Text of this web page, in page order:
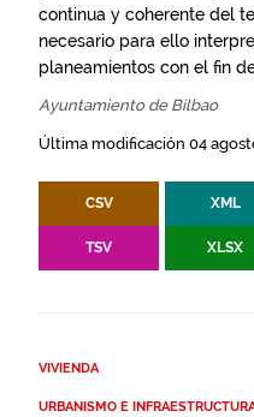
continua y coherente del
necesario para ello
planeamientos con el fin
Ayuntamiento de Bilbao
Última modificación 04
CSV XML
TSV XLSX
VIVIENDA
URBANISMO E